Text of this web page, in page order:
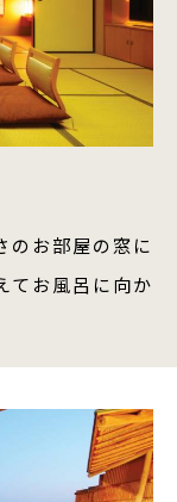
のお部屋の窓に
てお風呂に向か